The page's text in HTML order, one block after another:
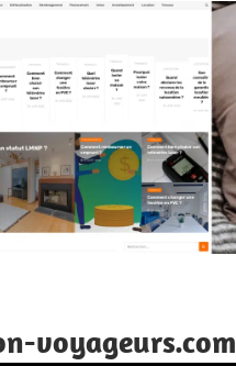
voyageurs.com